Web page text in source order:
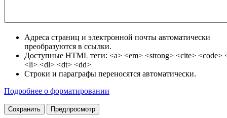
Адреса страниц и электронной почты автоматически
преобразуются в ссылки.
Доступные HTML теги: <a> <em> <strong> <cite> <code>
<li> <dl> <dt> <dd>
Строки и параграфы переносятся автоматически.
Подробнее о форматировании